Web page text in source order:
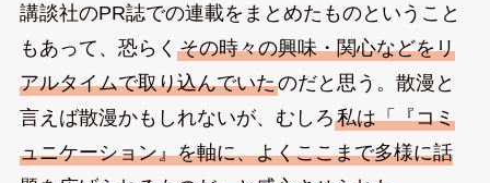
講談社のPR誌での連載をまとめたものということ
もあって、恐らく その時々の興味・関心などをリ
アルタイムで取り込んでいたのだと思う。散漫と
言えば散漫かもしれないが、むしろ私は「『コミ
ュニケーション』を軸に、よくここまで多様に話